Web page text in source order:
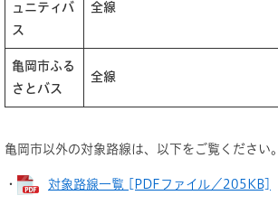
ュニティバ
ス
全線
亀岡市ふる
さとバス
全線
亀岡市以外の対象路線は、以下をご覧ください。
・ 対象路線一覧 [PDFファイル／205KB]